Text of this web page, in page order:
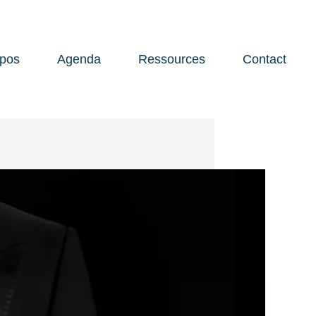
Agenda Ressources Contact